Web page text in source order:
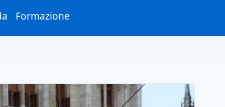
Formazione